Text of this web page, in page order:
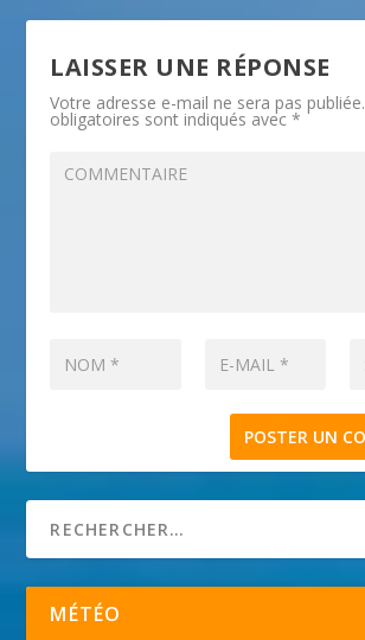
LAISSER UNE RÉPONSE
Votre adresse e-mail ne sera pas publiée.
obligatoires sont indiqués avec*
MÉTÉO